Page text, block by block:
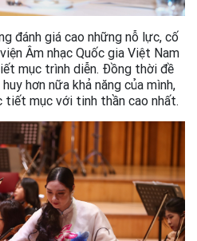
đánh giá cao những nỗ lực, cố
Âm nhạc Quốc gia Việt Nam
mục trình diễn. Đồng thời đề
hơn nữa khả năng của mình,
tiết mục với tinh thần cao nhất.